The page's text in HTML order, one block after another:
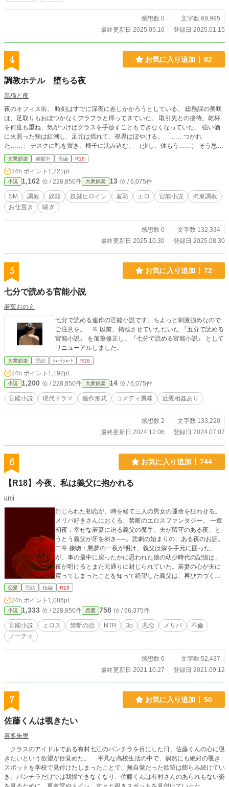
感想数 0
文字数 69,995
最終更新日 2025.05.16
登録日 2025.01.15
4 お気に入り追加 82
調教ホテル 堕ちる夜
黒猫と夜
夜のオフィス街。 時刻はすでに深夜に差しかかろうとしている。 総務課の美咲
は、足取りもおぼつかなくフラフラと帰ってきていた。 取引先との接待。乾杯
を何度も重ね、気がつけばグラスを手放すこともできなくなっていた。 強い酒
に火照った頬は紅潮し、足元は揺れて、視界はぼやける。 「……つかれ
た……」 デスクに鞄を置き、椅子に沈み込む。 （少し、休もう……） そう思っ
た瞬間、心の奥に沈んでいた黒い言葉が、アルコールにほだされて浮かび上が
る。 口にしてはいけないはずの言葉。 絶対に、誰にも聞かれてはいけない秘
密。 それが、美咲の唇からこぼれた。 ――「……課の経費を横領した……。も
しバレたら解雇、裁判……終わりだ……」 酒のせいだと分かっている。 酔いに
任せて、心の奥底の不安を口にしてしまった。 誰もいないと思い込んでいたか
ら、余計に無防備に声が漏れた。 だが、その油断は致命的だった。 「……なる
ほど。終わり、か」 背後から、低く湿った声。 美咲の肩がビクリと跳ねる。 振
手にはスマートフォン。 黒い瞳が光を反射し、獲物を見下ろす捕食者のように
のは、録音中を示す赤いアイコン。 「証拠は、もう手に入れた」 その一言で、
美咲の心臓がどくんっと大きく跳ねた。 頭の奥がじんじんと痺れ、呼吸が荒く
なる。 （だめ……これが……外に出たら……私は……） 家族、職場、すべてが
崩れる光景が頭をよぎる。 言い訳はできない。確かに口にしてしまったのだか
ら。 「やめて……お願い……」 震える声。涙で濡れた目が男を見上げる。 だ
が、返ってくるのは冷たい笑みだけだった。 「従え。逆らえば、この録音はす
ぐに世間に曝け出す」 その瞬間、美咲の背筋を冷たいものが這い上がった。 自
分の未来を、人差し指一つで握られている――その現実が、体を硬直させる。
恐怖と羞恥と、どうしようもない無力感が、彼女を締めつけていた。 ――こう
して始まる。 美咲が「堕ちる理由」の物語が。
大衆娯楽 連載中 長編 R18
24h.ポイント 1,221pt
小説 1,162 位 / 228,850件 大衆娯楽 13 位 / 6,075件
SM 調教 奴隷 奴隷ヒロイン 羞恥 エロ 官能小説
拘束調教
お仕置き
喘ぎ
感想数 0
文字数 132,334
最終更新日 2025.10.30
登録日 2025.08.30
5 お気に入り追加 72
七分で読める官能小説
若葉おのえ
七分で読める連作の官能小説です。ちよっと刺激強めなので
ご注意を。 ※ 以前、掲載させていただいた 『五分で読める
官能小説』 を加筆修正し、『七分で読める官能小説』 として
リニューアルしました。
大衆娯楽 完結 ｼｮｰﾄｼｮｰﾄ R18
24h.ポイント 1,192pt
小説 1,200 位 / 228,850件 大衆娯楽 14 位 / 6,075件
官能小説 現代ドラマ 連作形式 コメディ風味 近親相姦あり
感想数 2
文字数 133,220
最終更新日 2024.12.06
登録日 2024.07.07
6 お気に入り追加 744
【R18】今夜、私は義父に抱かれる
umi
封じられた初恋が、時を経て三人の男女の運命を狂わせる。
メリバ好きさんにおくる、禁断のエロスファンタジー。 一章
初夜：幸せな若妻に迫る義父の魔手。夫が留守のある夜、と
うとう義父が牙を剥き──。悲劇の始まりの、ある夜のお話。
二章 接吻：悪夢の一夜が明け、義父は嫁を手元に囲った。
が、事の最中に戻ったかに思われた娘の幼少時代の記憶は、
夜が明けるとまた元通りに封じられていた。若妻の心が夫に
戻ってしまったことを知って絶望した義父は、再び力づくで
娘を手に入れようと──。 【共通】 ＊中世欧州風ファンタジ
す。旦那様、奥様、若旦那様、若奥様、みたいな。国、服
装、髪や目の色などは、お好きな設定で読んでください。 ＊
女性向け。女の子至上主義の切ないエロスを目指してます。
＊一章、二章とも、途中で無理矢理→溺愛→に豹変します。
イトノベルズ様にも旧バージョンで投稿しています。 ※同タ
イトルの過去作『今夜、私は義父に抱かれる』を改編しまし
恋愛 完結 短編 R18
24h.ポイント 1,086pt
小説 1,333 位 / 228,850件 恋愛 758 位 / 66,375件
官能小説 エロス 禁断の恋 NTR 3p 悲恋 メリバ
不倫
ノーチェ
感想数 6
文字数 52,437
最終更新日 2021.10.27
登録日 2021.09.12
7 お気に入り追加 50
佐藤くんは覗きたい
喜多朱里
クラスのアイドルである有村七江のパンチラを目にした日、佐藤くんの心に覗
きたいという欲望が目覚めた。 平凡な高校生活の中で、偶然にも絶好の覗き
スポットを学校で見付けたしまったことで、無自覚だった欲望は膨らみ続けてい
き、パンチラだけでは我慢できなくなり、佐藤くんは有村さんのあられもない姿